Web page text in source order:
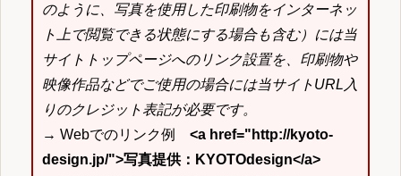
のように、写真を使用した印刷物をインターネッ
ト上で閲覧できる状態にする場合も含む）には当
サイトトップページへのリンク設置を、印刷物や
映像作品などでご使用の場合には当サイトURL入
りのクレジット表記が必要です。
→ Webでのリンク例 <a href="http://kyoto-
design.jp/">写真提供：KYOTOdesign</a>